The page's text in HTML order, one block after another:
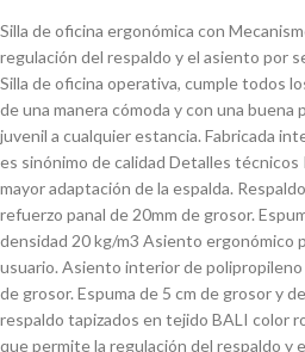
Silla de oficina ergonómica con
regulación del respaldo y el asiento por
Silla de oficina operativa, cumple todos
de una manera cómoda y con una
juvenil a cualquier estancia. Fabricada
es sinónimo de calidad Detalles técnicos
mayor adaptación de la espalda.
refuerzo panal de 20mm de grosor.
densidad 20 kg/m3 Asiento ergonómico
usuario. Asiento interior de
de grosor. Espuma de 5 cm de grosor y
respaldo tapizados en tejido BALI color
que permite la regulación del respaldo y